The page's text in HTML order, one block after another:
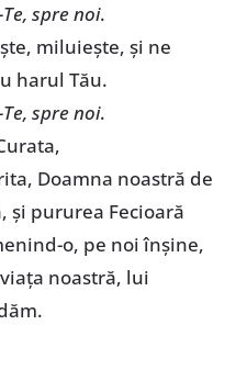
spre noi.
miluiește, și ne
harul Tău.
spre noi.
Doamna noastră de
și pururea Fecioară
o, pe noi înșine,
noastră, lui